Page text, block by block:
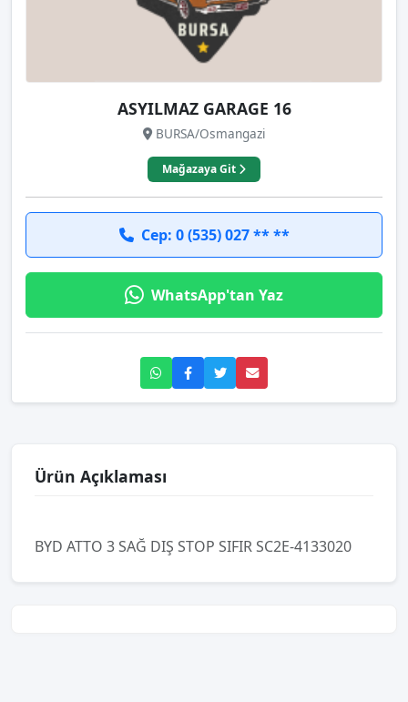
ASYILMAZ GARAGE 16
BURSA/Osmangazi
Mağazaya Git
Cep: 0 (535) 027 ** **
WhatsApp'tan Yaz
Ürün Açıklaması
BYD ATTO 3 SAĞ DIŞ STOP SIFIR SC2E-4133020